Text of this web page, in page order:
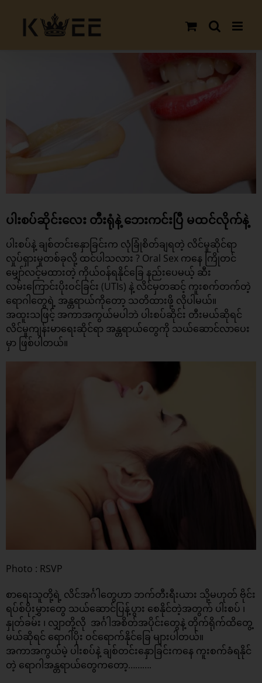
content
ပါးစပ်ဆိုင်းလေး တီးရုံနဲ့ ဘေးကင်းပြီ မထင်လိုက်နဲ့
ပါးစပ်နဲ့ ချစ်တင်းနှောခြင်းက လုံခြုံစိတ်ချရတဲ့ လိင်မှုဆိုင်ရာ
လှုပ်ရှားမှုတစ်ခုလို့ ထင်ပါသလား ? Oral Sex ကနေ ကြိုတင်
မျှော်လင့်မထားတဲ့ ကိုယ်ဝန်ရနိုင်ခြေ နည်းပေမယ့် ဆီး
လမ်းကြောင်းပိုးဝင်ခြင်း (UTIs) နဲ့ လိင်မှတဆင့် ကူးစက်တက်တဲ့
ရောဂါတွေရဲ့ အန္တရာယ်ကိုတော့ သတိထားဖို့ လိုပါမယ်။
အထူးသဖြင့် အကာအကွယ်မပါဘဲ ပါးစပ်ဆိုင်း တီးမယ်ဆိုရင်
လိင်မှုကျန်းမာရေးဆိုင်ရာ အန္တရာယ်တွေကို သယ်ဆောင်လာပေး
မှာ ဖြစ်ပါတယ်။
Photo : RSVP
စာရေးသူတို့ရဲ့ လိင်အင်္ဂါတွေဟာ ဘက်တီးရီးယား သို့မဟုတ် ဗိုင်း
ရပ်စ်ပိုးမွှားတွေ သယ်ဆောင်ပြန့်ပွား စေနိုင်တဲ့အတွက် ပါးစပ် ၊
နှုတ်ခမ်း ၊ လျှာတို့လို အင်္ဂါအစိတ်အပိုင်းတွေနဲ့ တိုက်ရိုက်ထိတွေ့
မယ်ဆိုရင် ရောဂါပိုး ဝင်ရောက်နိုင်ခြေ များပါတယ်။
အကာအကွယ်မဲ့ ပါးစပ်နဲ့ ချစ်တင်းနှောခြင်းကနေ ကူးစက်ခံရနိုင်
တဲ့ ရောဂါအန္တရာယ်တွေကတော့……….